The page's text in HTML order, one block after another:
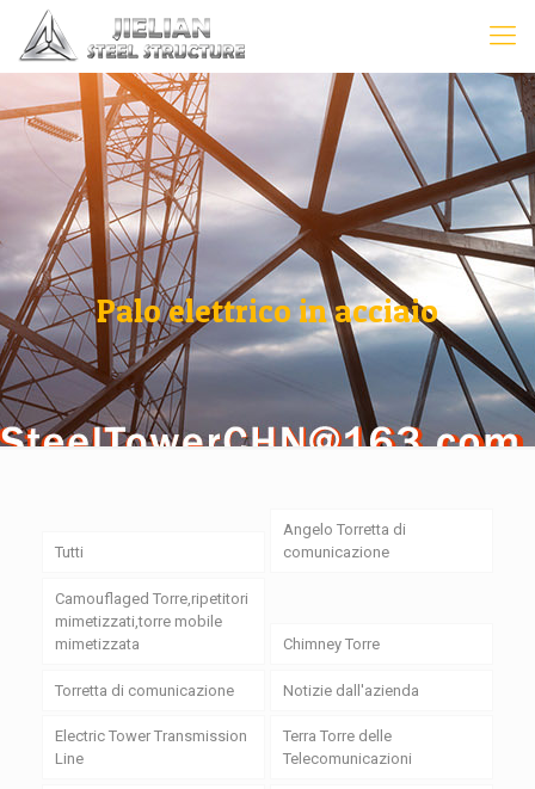
Palo elettrico in acciaio
Tutti
Angelo Torretta di
comunicazione
Camouflaged Torre,ripetitori
mimetizzati,torre mobile
mimetizzata
Chimney Torre
Torretta di comunicazione Notizie dall'azienda
Electric Tower Transmission
Line
Terra Torre delle
Telecomunicazioni